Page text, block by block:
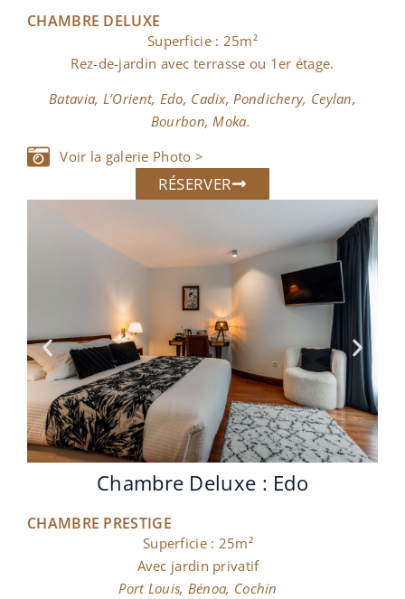
Chambre Deluxe : Cadix
CHAMBRE DELUXE
Superficie : 25m²
Rez-de-jardin avec terrasse ou 1er étage.
Batavia, L’Orient, Edo, Cadix, Pondichery, Ceylan,
Bourbon, Moka.
Voir la galerie Photo >
RÉSERVER
CHAMBRE PRESTIGE
Superficie : 25m²
Avec jardin privatif
Port Louis, Bénoa, Cochin